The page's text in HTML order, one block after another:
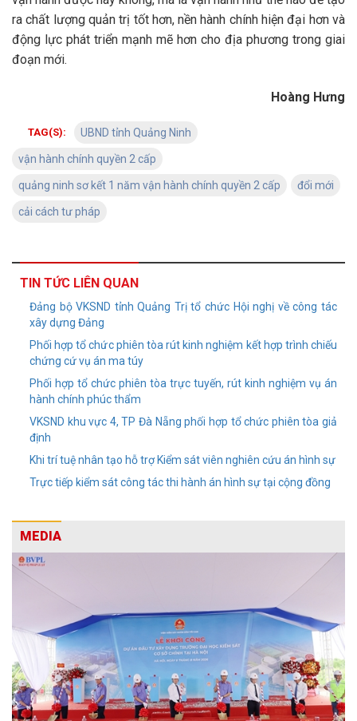
ra chất lượng quản trị tốt hơn, nền hành chính hiện đại hơn và
động lực phát triển mạnh mẽ hơn cho địa phương trong giai
đoạn mới.
Hoàng Hưng
TAG(S): UBND tỉnh Quảng Ninh
vận hành chính quyền 2 cấp
quảng ninh sơ kết 1 năm vận hành chính quyền 2 cấp đổi mới
cải cách tư pháp
TIN TỨC LIÊN QUAN
Đảng bộ VKSND tỉnh Quảng Trị tổ chức Hội nghị về công tác
xây dựng Đảng
Phối hợp tổ chức phiên tòa rút kinh nghiệm kết hợp trình chiếu
chứng cứ vụ án ma túy
Phối hợp tổ chức phiên tòa trực tuyến, rút kinh nghiệm vụ án
hành chính phúc thẩm
VKSND khu vực 4, TP Đà Nẵng phối hợp tổ chức phiên tòa giả
định
Khi trí tuệ nhân tạo hỗ trợ Kiểm sát viên nghiên cứu án hình sự
Trực tiếp kiểm sát công tác thi hành án hình sự tại cộng đồng
MEDIA